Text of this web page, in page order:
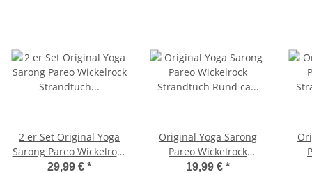
2 er Set Original Yoga
Sarong Pareo Wickelrock
Strandtuch Rund ca
29,99 € *
Original Yoga Sarong
Pareo Wickelrock
Strandtuch Rund ca
19,99 € *